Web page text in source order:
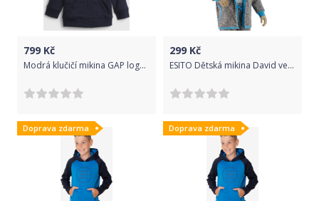
799 Kč
Modrá klučičí mikina GAP logo fleece - 62-68
299 Kč
ESITO Dětská mikina David vel. 122 a 128, Barva tyrkysová, Velikost 128
Doprava zdarma Doprava zdarma